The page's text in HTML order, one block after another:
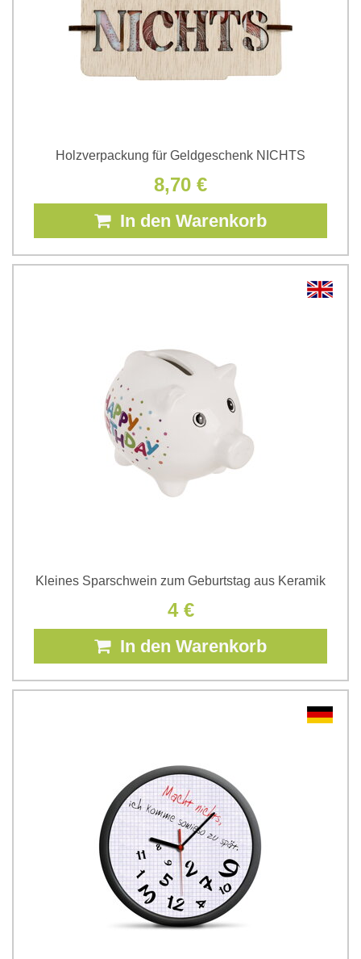
Holzverpackung für Geldgeschenk NICHTS
8,70 €
In den Warenkorb
Kleines Sparschwein zum Geburtstag aus Keramik
4 €
In den Warenkorb